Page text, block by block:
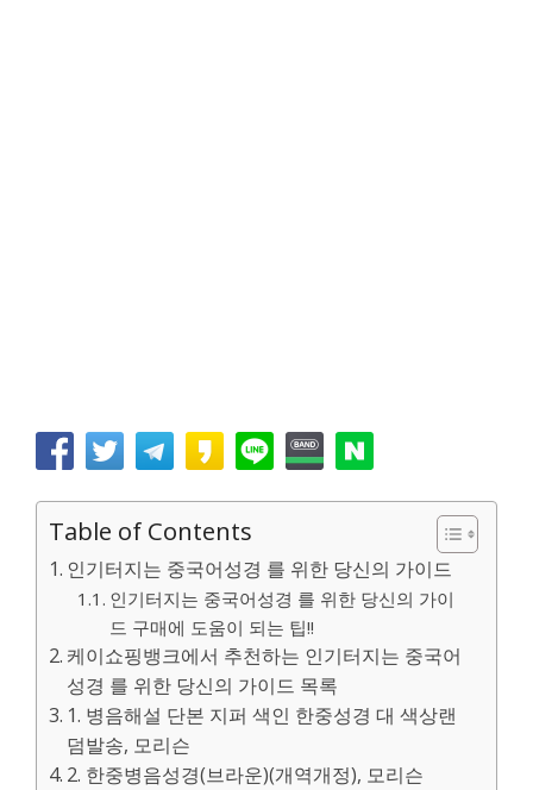
Table of Contents
인기터지는 중국어성경 를 위한 당신의 가이드
인기터지는 중국어성경 를 위한 당신의 가이
드 구매에 도움이 되는 팁!!
케이쇼핑뱅크에서 추천하는 인기터지는 중국어
성경 를 위한 당신의 가이드 목록
1. 병음해설 단본 지퍼 색인 한중성경 대 색상랜
덤발송, 모리슨
2. 한중병음성경(브라운)(개역개정), 모리슨